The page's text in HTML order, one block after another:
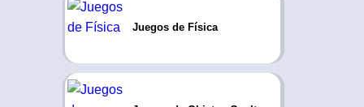
Juegos de Física